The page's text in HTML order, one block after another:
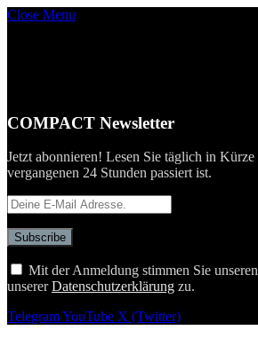
Close Menu
COMPACT Newsletter
Jetzt abonnieren! Lesen Sie täglich in
vergangenen 24 Stunden passiert ist.
Mit der Anmeldung stimmen Sie
unsererDatenschutzerklärung zu.
TelegramYouTube X (Twitter)